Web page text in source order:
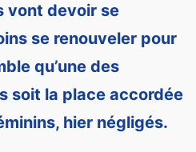
vont devoir se
se renouveler pour
qu’une des
soit la place accordée
hier négligés.